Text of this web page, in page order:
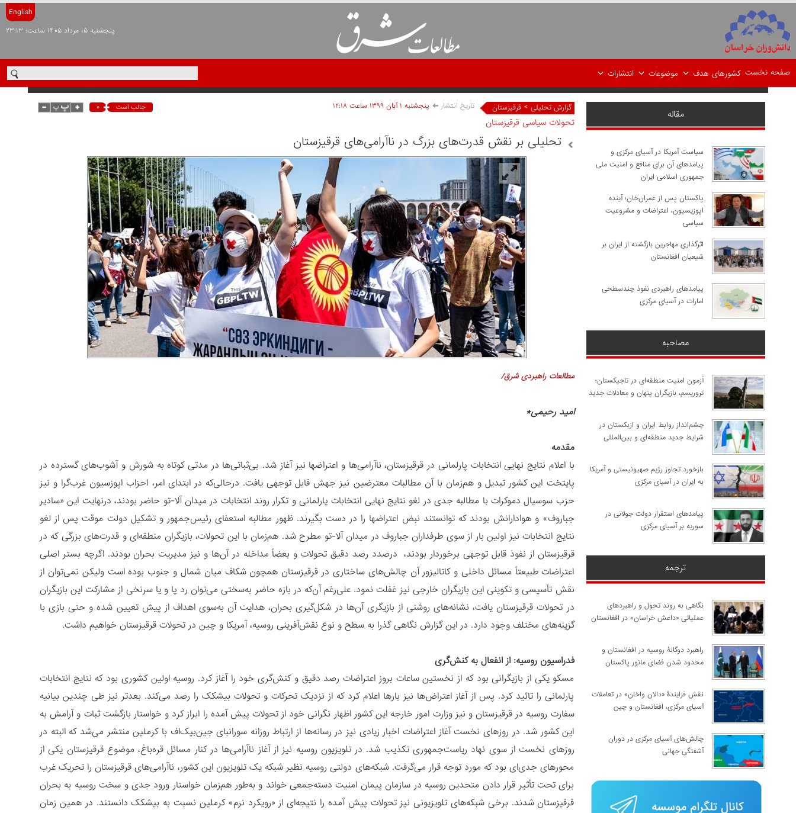
English
پنجشنبه ۱۵ مرداد ۱۴۰۵ ساعت: ۲۳:۱۳
صفحه نخست کشورهای هدف موضوعات انتشارات
گزارش تحلیلی > قرقیزستان تاریخ انتشار پنجشنبه ۱ آبان ۱۳۹۹ ساعت ۱۲:۱۸ جالب است ۰
تحولات سیاسی قرقیزستان
تحلیلی بر نقش قدرت‌های بزرگ در ناآرامی‌های قرقیزستان
مطالعات راهبردی شرق/
امید رحیمی*
مقدمه
با اعلام نتایج نهایی انتخابات پارلمانی در قرقیزستان، ناآرامی‌ها و اعتراضها نیز آغاز شد. بی‌ثباتی‌ها در مدتی کوتاه به شورش و آشوب‌های گسترده در
پایتخت این کشور تبدیل و هم‌زمان با آن مطالبات معترضین نیز جهش قابل توجهی یافت. درحالی‌که در ابتدای امر، احزاب اپوزسیون غرب‌گرا و نیز
حزب سوسیال دموکرات با مطالبه جدی در لغو نتایج نهایی انتخابات پارلمانی و تکرار روند انتخابات در میدان آلا-تو حاضر بودند، درنهایت این «سادیر
جباروف» و هوادارانش بودند که توانستند نبض اعتراضها را در دست بگیرند. ظهور مطالبه استعفای رئیس‌جمهور و تشکیل دولت موقت پس از لغو
نتایج انتخابات نیز اولین بار از سوی طرفداران جباروف در میدان آلا-تو مطرح شد. هم‌زمان با این تحولات، بازیگران منطقه‌ای و قدرت‌های بزرگی که در
قرقیزستان از نفوذ قابل توجهی برخوردار بودند، درصدد رصد دقیق تحولات و بعضاً مداخله در آن‌ها و نیز مدیریت بحران بودند. اگرچه بستر اصلی
اعتراضات طبیعتاً مسائل داخلی و کاتالیزور آن چالش‌های ساختاری در قرقیزستان همچون شکاف‌ میان شمال و جنوب بوده است ولیکن نمی‌توان از
نقش تأسیسی و تکوینی این بازیگران خارجی نیز غفلت نمود. علی‌رغم آن‌که در بازه حاضر به‌سختی می‌توان رد پا و یا سرنخی از مشارکت این بازیگران
در تحولات قرقیزستان یافت، نشانه‌های روشنی از بازیگری آن‌ها در شکل‌گیری بحران، هدایت آن به‌سوی اهداف از پیش تعیین شده و حتی بازی با
گزینه‌های مختلف وجود دارد. در این گزارش نگاهی گذرا به سطح و نوع نقش‌آفرینی روسیه، آمریکا و چین در تحولات قرقیزستان خواهیم داشت.
فدراسیون روسیه: از انفعال به کنش‌گری
مسکو یکی از بازیگرانی بود که از نخستین ساعات بروز اعتراضات رصد دقیق و کنش‌گری خود را آغاز کرد. روسیه اولین کشوری بود که نتایج انتخابات
پارلمانی را تائید کرد. پس از آغاز اعتراض‌ها نیز بارها اعلام کرد که از نزدیک تحرکات و تحولات بیشکک را رصد می‌کند. بعدتر نیز طی چندین بیانیه
سفارت روسیه در قرقیزستان و نیز وزارت امور خارجه این کشور اظهار نگرانی خود از تحولات پیش آمده را ابراز کرد و خواستار بازگشت ثبات و آرامش به
این کشور شد. در روزهای نخست آغاز اعتراضات اخبار زیادی نیز در رسانه‌ها از ارتباط روزانه سورانبای جین‌بیک‌اف با کرملین منتشر می‌شد که البته در
روزهای نخست از سوی نهاد ریاست‌جمهوری تکذیب شد. در تلویزیون روسیه نیز از آغاز ناآرامی‌ها در کنار مسائل قره‌باغ، موضوع قرقیزستان یکی از
محورهای جدی‌ای بود که مورد توجه قرار می‌گرفت. شبکه‌های دولتی روسیه نظیر شبکه یک تلویزیون این کشور، ناآرامی‌های قرقیزستان را تحریک غرب
برای تحت تأثیر قرار دادن متحدین روسیه در سازمان پیمان امنیت دسته‌جمعی خواند و به‌طور هم‌زمان خواستار ورود جدی و سخت روسیه به بحران
قرقیزستان شدند. برخی شبکه‌های تلویزیونی نیز تحولات پیش آمده را نتیجه‌ای از «رویکرد نرم» کرملین نسبت به بیشکک دانستند. در همین زمان
مقاله
سیاست آمریکا در آسیای مرکزی و
پیامدهای آن برای منافع و امنیت ملی
جمهوری اسلامی ایران
پاکستان پس از عمران‌خان؛ آینده
اپوزیسیون، اعتراضات و مشروعیت
سیاسی
اثرگذاری مهاجرین بازگشته از ایران بر
شیعیان افغانستان
پیامدهای راهبردی نفوذ چندسطحی
امارات در آسیای مرکزی
مصاحبه
آزمون امنیت منطقه‌ای در تاجیکستان؛
تروریسم، بازیگران پنهان و معادلات جدید
چشم‌انداز روابط ایران و ازبکستان در
شرایط جدید منطقه‌ای و بین‌المللی
​بازخورد تجاوز رژیم صهیونیستی و آمریکا
به ایران در آسیای مرکزی
پیامدهای استقرار دولت جولانی در
سوریه بر آسیای مرکزی
ترجمه
نگاهی به روند تحول و راهبردهای
عملیاتی «داعش خراسان» در افغانستان
راهبرد دوگانۀ روسیه در افغانستان و
محدود شدن فضای مانور پاکستان
نقش فزایندۀ «دالان واخان» در تعاملات
آسیای مرکزی، افغانستان و چین
چالش‌های آسیای مرکزی در دوران
آشفتگی جهانی